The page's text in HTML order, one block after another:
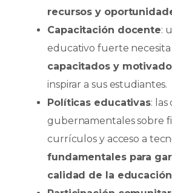
recursos y
Capacitación docente:
educativo fuerte necesita
capacitados y
inspirar a sus estudiantes.
Políticas educativas: las
gubernamentales sobre
currículos y acceso a
fundamentales para
calidad de la